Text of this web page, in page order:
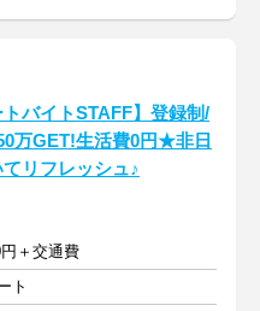
トバイトSTAFF】登録制/
万GET!生活費0円★非日
リフレッシュ♪
＋交通費
ト